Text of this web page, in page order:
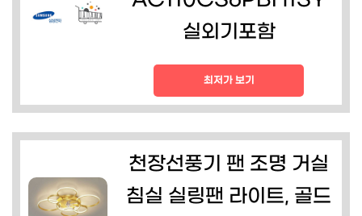
실외기포함
최저가 보기
천장선풍기 팬 조명 거실
침실 실링팬 라이트, 골드